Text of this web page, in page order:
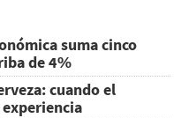
suma cinco
de 4%
cuando el